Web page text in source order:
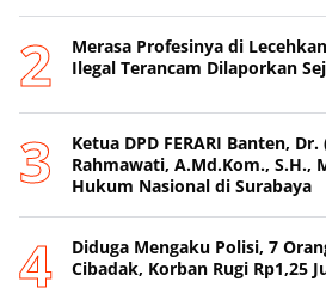
Merasa Profesinya di
Ilegal Terancam Dilaporkan
Ketua DPD FERARI Banten,
Rahmawati, A.Md.Kom., S.H.,
Hukum Nasional di Surabaya
Diduga Mengaku Polisi, 7
Cibadak, Korban Rugi Rp1,25